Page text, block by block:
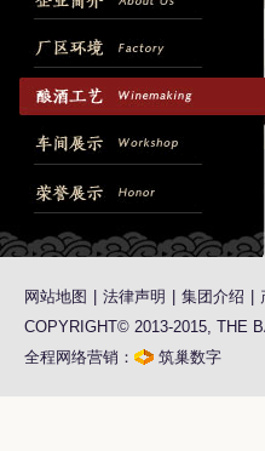
网站地图 法律声明 集团介绍
COPYRIGHT© 2013-2015, THE
全程网络营销：
筑巢数字